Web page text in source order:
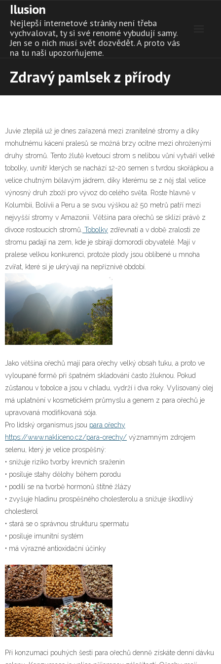
Skip
content
Ilusion
Nejlepší internetové stránky není třeba
vychvalovat, ty si své renomé vybudují samy.
Jen se o nich musí svět dozvědět. A proto vás
na tu naši upozorňujeme.
Zdravý pamlsek z přírody
Juvie ztepilá už je dnes zařazená mezi zranitelné stromy a díky
mohutnému kácení pralesů se možná brzy ocitne mezi ohroženými
druhy stromů. Tento žlutě kvetoucí strom s nelibou vůní vytváří velké
tobolky, uvnitř kterých se nachází 12-20 semen s tvrdou skořápkou a
velice chutným bělavým jádrem, díky kterému se z něj stal velice
výnosný druh zboží pro vývoz do celého světa. Roste hlavně v
Kolumbii, Bolívii a Peru a se svou výškou až 50 metrů patří mezi
nejvyšší stromy v Amazonii. Většina para ořechů se sklízí právě z
divoce rostoucích stromů. Tobolky zdřevnatí a v době zralosti ze
stromu padají na zem, kde je sbírají domorodí obyvatelé. Mají v
pralese velkou konkurenci, protože plody jsou oblíbené u mnoha
zvířat, které si je ukrývají na nepříznivé období.
Jako většina ořechů mají para ořechy velký obsah tuku, a proto ve
vyloupané formě při špatném skladování často žluknou. Pokud
zůstanou v tobolce a jsou v chladu, vydrží i dva roky. Vylisovaný olej
má uplatnění v kosmetickém průmyslu a genem z para ořechů je
upravovaná modifikovaná sója.
Pro lidský organismus jsou para ořechy
https://www.nakliceno.cz/para-orechy/ významným zdrojem
selenu, který je velice prospěšný:
• snižuje riziko tvorby krevních sraženin
• posiluje stahy dělohy během porodu
• podílí se na tvorbě hormonů štítné žlázy
• zvyšuje hladinu prospěšného cholesterolu a snižuje škodlivý
cholesterol
• stará se o správnou strukturu spermatu
• posiluje imunitní systém
• má výrazné antioxidační účinky
Při konzumaci pouhých šesti para ořechů denně získáte denní dávku